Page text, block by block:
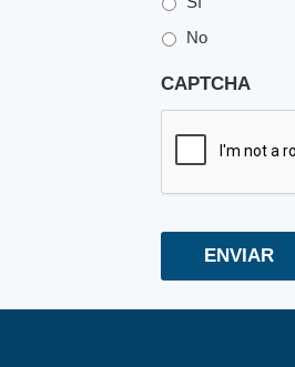
No
CAPTCHA